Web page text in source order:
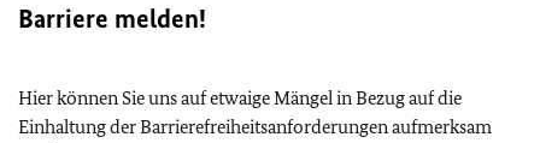
Barriere melden!
Hier können Sie uns auf etwaige Mängel in Bezug auf die
Einhaltung der Barrierefreiheitsanforderungen aufmerksam